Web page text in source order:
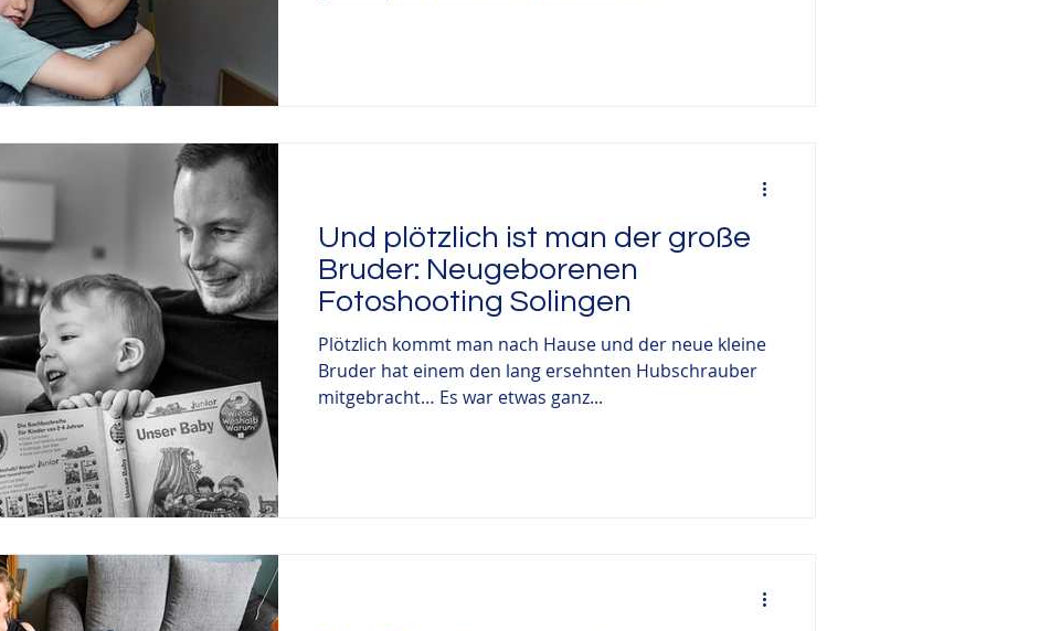
Und plötzlich ist man der große
Bruder: Neugeborenen
Fotoshooting Solingen
Plötzlich kommt man nach Hause und der neue kleine
Bruder hat einem den lang ersehnten Hubschrauber
mitgebracht… Es war etwas ganz...